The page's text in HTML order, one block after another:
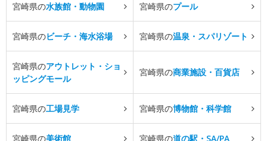
宮崎県の水族館・動物園 宮崎県のプール
宮崎県のビーチ・海水浴場 宮崎県の温泉・スパリゾート
宮崎県のアウトレット・ショ
ッピングモール
宮崎県の商業施設・百貨店
宮崎県の工場見学 宮崎県の博物館・科学館
宮崎県の美術館 宮崎県の道の駅・SA/PA